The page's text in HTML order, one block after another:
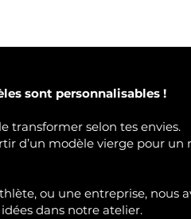
sont personnalisables !
transformer selon tes envies.
d’un modèle vierge pour un
ou une entreprise, nous
dans notre atelier.